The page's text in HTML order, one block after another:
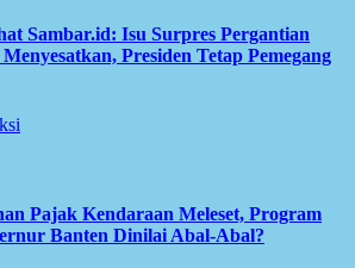
Sambar.id: Isu Surpres Pergantian
Presiden Tetap Pemegang
Pajak Kendaraan Meleset, Program
Banten Dinilai Abal-Abal?